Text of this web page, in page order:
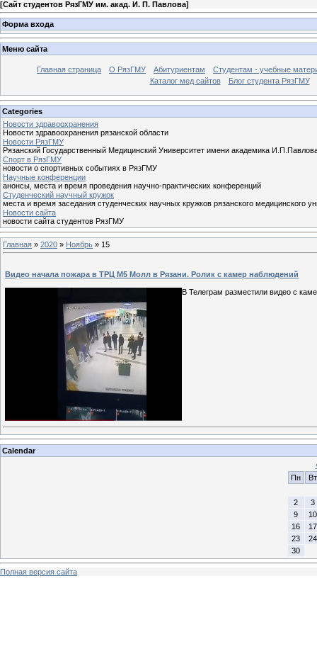
[Сайт студентов РязГМУ им. акад. И. П. Павлова]
Форма входа
Меню сайта
Главная страница О РязГМУ Абитуриентам
Студентам - учебные
Каталог мед сайтов
Блог студента РязГМУ
Categories
Новости здравоохранения
Новости здравоохранения рязанской области
Новости РязГМУ
Рязанский Государственный Медицинский Университет имени академика
Спорт в РязГМУ
новости о спортивных событиях в РязГМУ
Научные конференции
анонсы, места и время проведения научно-практических конференций
Cтуденческий научный кружок
места и время заседания студенческих научных кружков рязанского медицинского
Новости сайта
новости сайта студентов РязГМУ
Главная » 2020 » Ноябрь » 15
Видео начала пожара в ТРЦ М5 Молл в Рязани. Ролик с камер наблюдений
В Телеграм разместили видео с
Calendar
Пн
Вт
2
3
9
10
16
17
23
24
30
Полная версия сайта